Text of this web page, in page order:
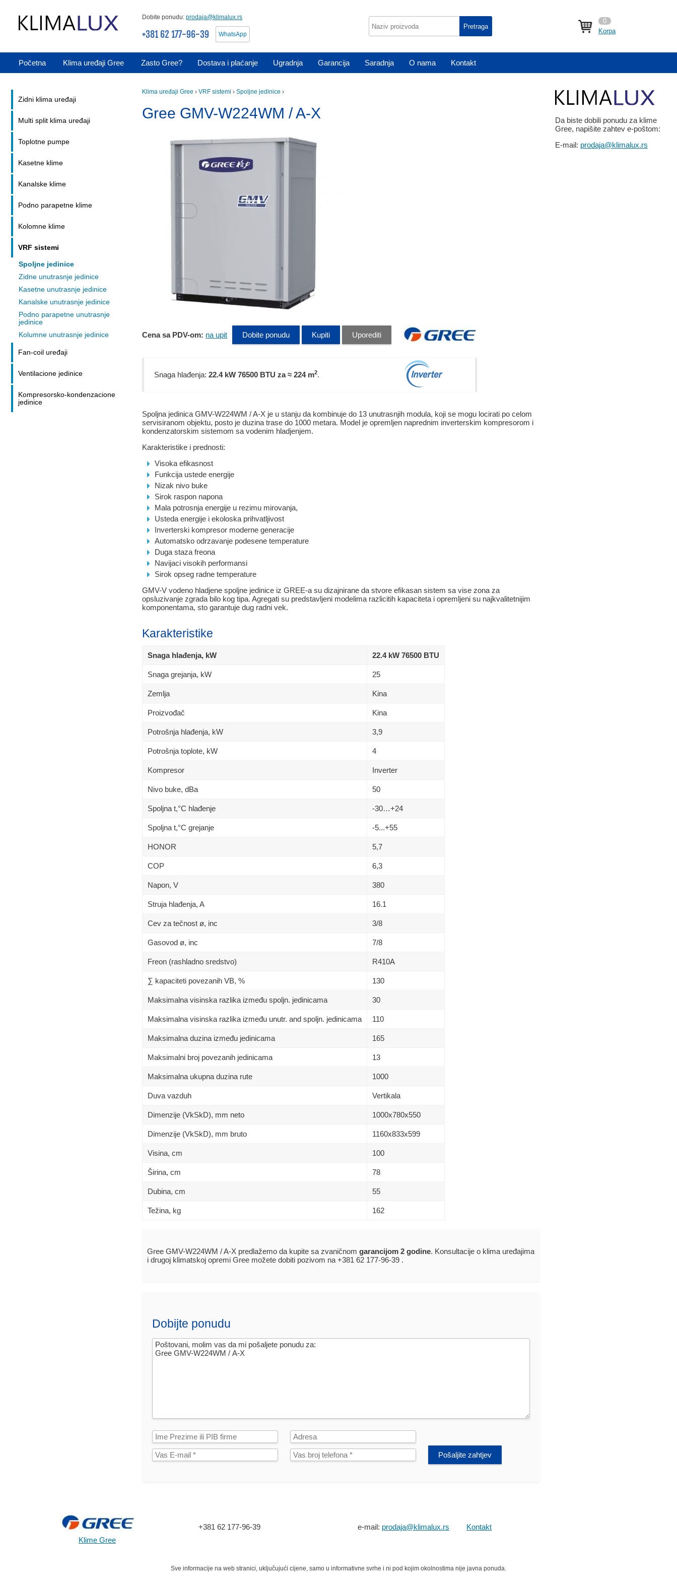
Dobite ponudu: prodaja@klimalux.rs
+381 62 177-96-39 WhatsApp
Pretraga
0
Korpa
Početna Klima uređaji Gree Zasto Gree? Dostava i plaćanje Ugradnja Garancija Saradnja O nama Kontakt
Klima uređaji Gree › VRF sistemi › Spoljne jedinice ›
Gree GMV-W224WM / A-X
Cena sa PDV-om: na upit Dobite ponudu Kupiti Uporediti
Snaga hlađenja: 22.4 kW 76500 BTU za ≈ 224 m2.
Spoljna jedinica GMV-W224WM / A-X je u stanju da kombinuje do 13 unutrasnjih modula, koji se mogu locirati po celom
servisiranom objektu, posto je duzina trase do 1000 metara. Model je opremljen naprednim inverterskim kompresorom i
kondenzatorskim sistemom sa vodenim hladjenjem.
Karakteristike i prednosti:
Visoka efikasnost
Funkcija ustede energije
Nizak nivo buke
Sirok raspon napona
Mala potrosnja energije u rezimu mirovanja,
Usteda energije i ekoloska prihvatljivost
Inverterski kompresor moderne generacije
Automatsko odrzavanje podesene temperature
Duga staza freona
Navijaci visokih performansi
Sirok opseg radne temperature
GMV-V vodeno hladjene spoljne jedinice iz GREE-a su dizajnirane da stvore efikasan sistem sa vise zona za
opsluzivanje zgrada bilo kog tipa. Agregati su predstavljeni modelima razlicitih kapaciteta i opremljeni su najkvalitetnijim
komponentama, sto garantuje dug radni vek.
Karakteristike
Snaga hlađenja, kW 22.4 kW 76500 BTU
Snaga grejanja, kW 25
Zemlja Kina
Proizvođač Kina
Potrošnja hlađenja, kW 3,9
Potrošnja toplote, kW 4
Kompresor Inverter
Nivo buke, dBa 50
Spoljna t,°C hlađenje -30…+24
Spoljna t,°C grejanje -5...+55
HONOR 5,7
COP 6,3
Napon, V 380
Struja hlađenja, A 16.1
Cev za tečnost ø, inc 3/8
Gasovod ø, inc 7/8
Freon (rashladno sredstvo) R410A
∑ kapaciteti povezanih VB, % 130
Maksimalna visinska razlika između spoljn. jedinicama 30
Maksimalna visinska razlika između unutr. and spoljn. jedinicama 110
Maksimalna duzina između jedinicama 165
Maksimalni broj povezanih jedinicama 13
Maksimalna ukupna duzina rute 1000
Duva vazduh Vertikala
Dimenzije (VkSkD), mm neto 1000х780х550
Dimenzije (VkSkD), mm bruto 1160х833х599
Visina, сm 100
Širina, сm 78
Dubina, сm 55
Težina, kg 162
Gree GMV-W224WM / A-X predlažemo da kupite sa zvaničnom garancijom 2 godine. Konsultacije o klima uređajima
i drugoj klimatskoj opremi Gree možete dobiti pozivom na +381 62 177-96-39 .
Dobijte ponudu
Pošaljite zahtjev
Klime Gree
+381 62 177-96-39 e-mail: prodaja@klimalux.rs Kontakt
Sve informacije na web stranici, uključujući cijene, samo u informativne svrhe i ni pod kojim okolnostima nije javna ponuda.
Zidni klima uređaji
Multi split klima uređaji
Toplotne pumpe
Kasetne klime
Kanalske klime
Podno parapetne klime
Kolomne klime
VRF sistemi
Spoljne jedinice
Zidne unutrasnje jedinice
Kasetne unutrasnje jedinice
Kanalske unutrasnje jedinice
Podno parapetne unutrasnje
jedinice
Kolumne unutrasnje jedinice
Fan-coil uređaji
Ventilacione jedinice
Kompresorsko-kondenzacione
jedinice
Da biste dobili ponudu za klime
Gree, napišite zahtev e-poštom:
E-mail: prodaja@klimalux.rs